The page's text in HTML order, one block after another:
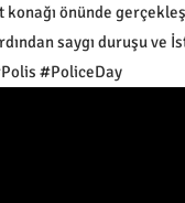
önünde
saygı duruşu
#PoliceDay